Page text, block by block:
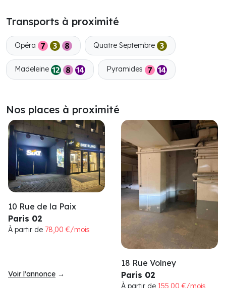
Transports à proximité
Opéra Quatre Septembre
Madeleine Pyramides
Nos places à proximité
10 Rue de la Paix
Paris 02
À partir de 78,00 €/mois
Voir l'annonce →
18 Rue Volney
Paris 02
À partir de 155,00 €/mois